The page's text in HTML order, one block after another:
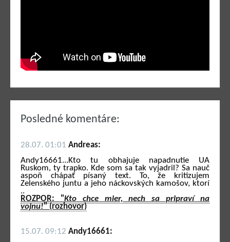
Posledné komentáre:
28.07. 01:01 Andreas:
Andy16661...Kto tu obhajuje napadnutie UA
Ruskom, ty trapko. Kde som sa tak vyjadril? Sa nauč
aspoň chápať písaný text. To, že kritizujem
Zelenského juntu a jeho náckovských kamošov, ktorí
..
ROZPOR: "Kto chce mier, nech sa pripraví na
vojnu!" (rozhovor)
15.07. 09:12 Andy16661: